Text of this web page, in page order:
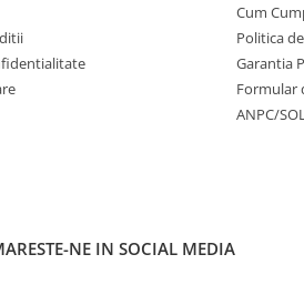
Cum
Politica
Garantia
Formular
ANPC/
NE IN SOCIAL MEDIA